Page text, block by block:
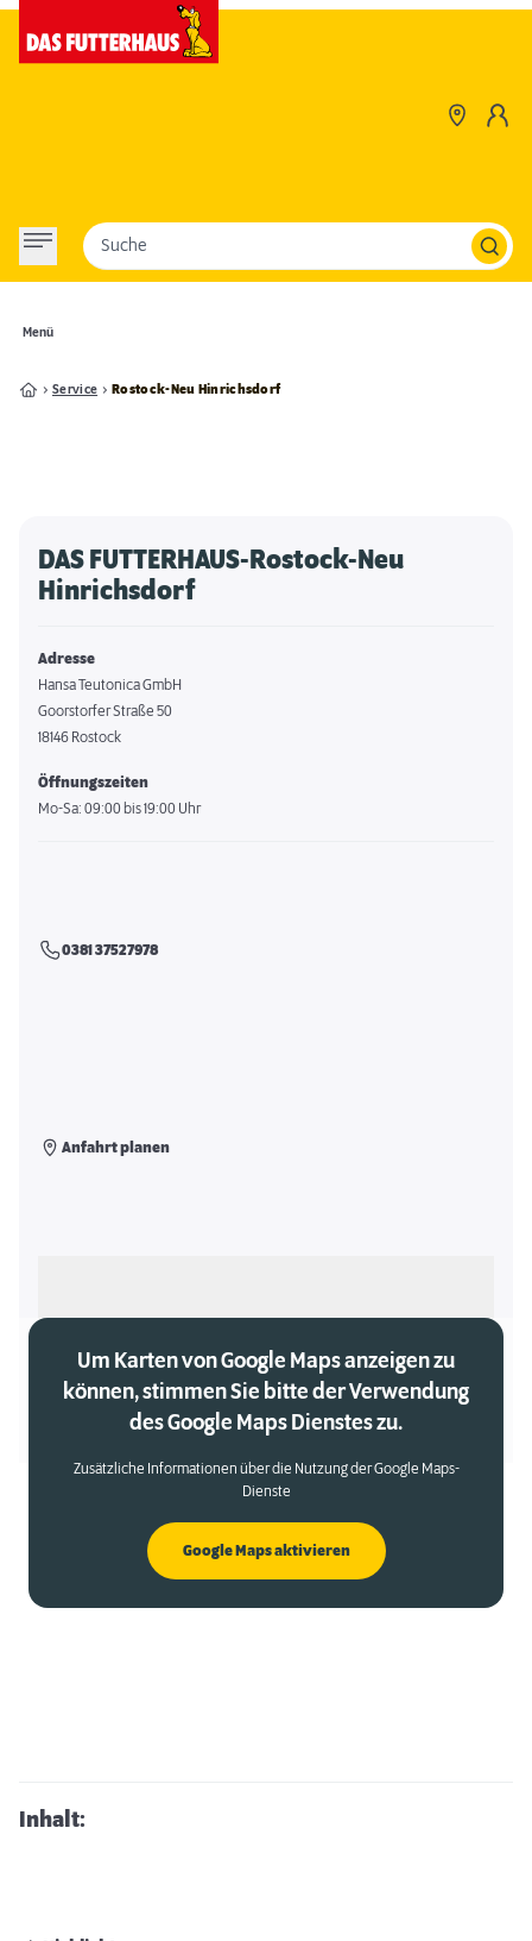
Menü
Suche
Service Rostock-Neu Hinrichsdorf
DAS FUTTERHAUS-Rostock-Neu
Hinrichsdorf
Adresse
Hansa Teutonica GmbH
Goorstorfer Straße 50
18146 Rostock
Öffnungszeiten
Mo-Sa: 09:00 bis 19:00 Uhr
0381 37527978
Anfahrt planen
Um Karten von Google Maps anzeigen zu
können, stimmen Sie bitte der Verwendung
des Google Maps Dienstes zu.
Zusätzliche Informationen über die Nutzung der Google Maps-
Dienste
Google Maps aktivieren
Inhalt: